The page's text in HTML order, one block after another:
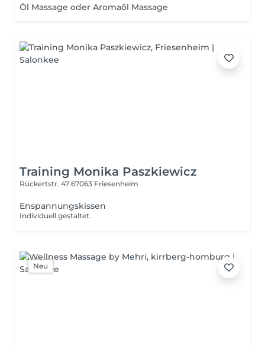
Öl Massage oder Aromaöl Massage
Training Monika Paszkiewicz
Rückertstr. 47 67063 Friesenheim
Enspannungskissen
Individuell gestaltet.
Neu